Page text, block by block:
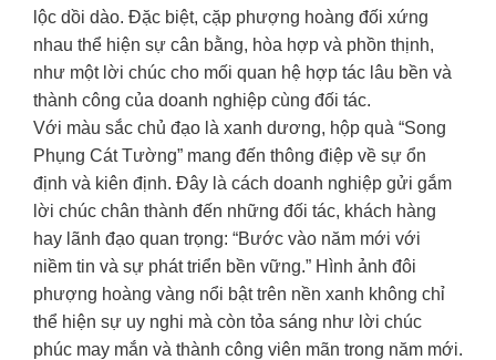
lộc dồi dào. Đặc biệt, cặp phượng hoàng đối xứng
nhau thể hiện sự cân bằng, hòa hợp và phồn thịnh,
như một lời chúc cho mối quan hệ hợp tác lâu bền và
thành công của doanh nghiệp cùng đối tác.
Với màu sắc chủ đạo là xanh dương, hộp quà “Song
Phụng Cát Tường” mang đến thông điệp về sự ổn
định và kiên định. Đây là cách doanh nghiệp gửi gắm
lời chúc chân thành đến những đối tác, khách hàng
hay lãnh đạo quan trọng: “Bước vào năm mới với
niềm tin và sự phát triển bền vững.” Hình ảnh đôi
phượng hoàng vàng nổi bật trên nền xanh không chỉ
thể hiện sự uy nghi mà còn tỏa sáng như lời chúc
phúc may mắn và thành công viên mãn trong năm mới.